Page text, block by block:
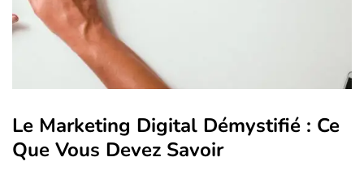
Le Marketing Digital Démystifié : Ce
Que Vous Devez Savoir